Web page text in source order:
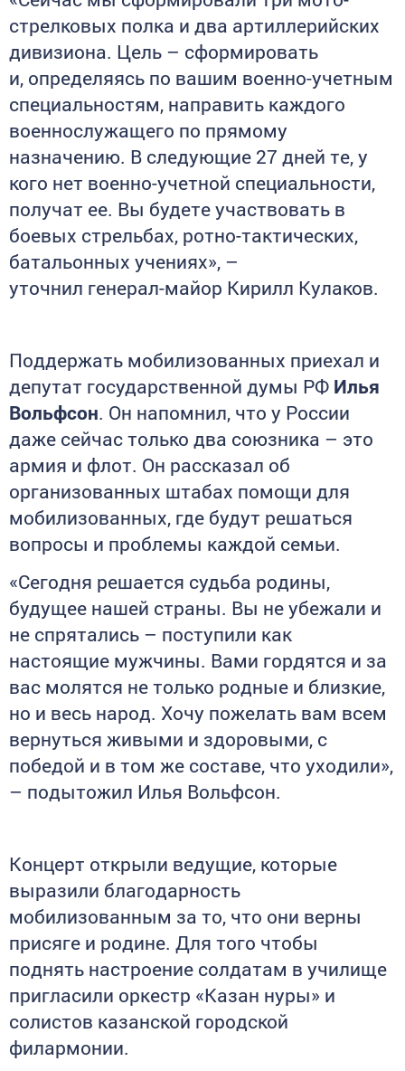
стрелковых полка и два артиллерийских
дивизиона. Цель – сформировать
и, определяясь по вашим военно-учетным
специальностям, направить каждого
военнослужащего по прямому
назначению. В следующие 27 дней те, у
кого нет военно-учетной специальности,
получат ее. Вы будете участвовать в
боевых стрельбах, ротно-тактических,
батальонных учениях», –
уточнил генерал-майор Кирилл Кулаков.
Поддержать мобилизованных приехал и
депутат государственной думы РФ Илья
Вольфсон. Он напомнил, что у России
даже сейчас только два союзника – это
армия и флот. Он рассказал об
организованных штабах помощи для
мобилизованных, где будут решаться
вопросы и проблемы каждой семьи.
«Сегодня решается судьба родины,
будущее нашей страны. Вы не убежали и
не спрятались – поступили как
настоящие мужчины. Вами гордятся и за
вас молятся не только родные и близкие,
но и весь народ. Хочу пожелать вам всем
вернуться живыми и здоровыми, с
победой и в том же составе, что уходили»,
– подытожил Илья Вольфсон.
Концерт открыли ведущие, которые
выразили благодарность
мобилизованным за то, что они верны
присяге и родине. Для того чтобы
поднять настроение солдатам в училище
пригласили оркестр «Казан нуры» и
солистов казанской городской
филармонии.